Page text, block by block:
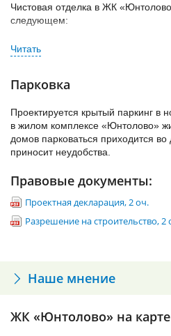
возможность.
Стоит отметить, что в районе
мультифункционального
представляет из себя высотное
площадкой, планетарием,
точками, а также парком и
Чистовая отделка в ЖК
следующем:
Монтаж входных и
Покраска потолка и
Покрытие пола линолеумом
Парковка
Проектируется крытый паркинг в
в жилом комплексе «Юнтолово»
домов парковаться приходится во
приносит неудобства.
Правовые документы:
Проектная декларация, 2 оч.
Разрешение на строительство, 2
Наше мнение
ЖК «Юнтолово» на